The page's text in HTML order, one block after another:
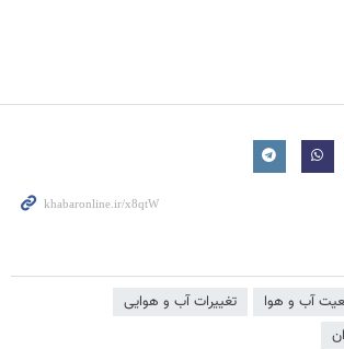
آب و هوا
تغییرات آب و هوایی